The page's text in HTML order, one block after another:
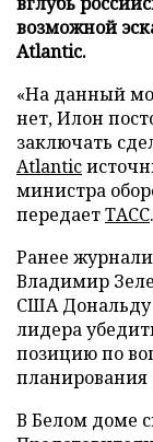
возможной
Atlantic.
«На данный
нет, Илон
заключать
Atlantic
министра
передаетТАСС.
Ранее
Владимир
США Дональду
лидера
позицию по
планирования
В Белом доме